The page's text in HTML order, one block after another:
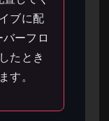
ブに配
ーフロ
たとき
す。